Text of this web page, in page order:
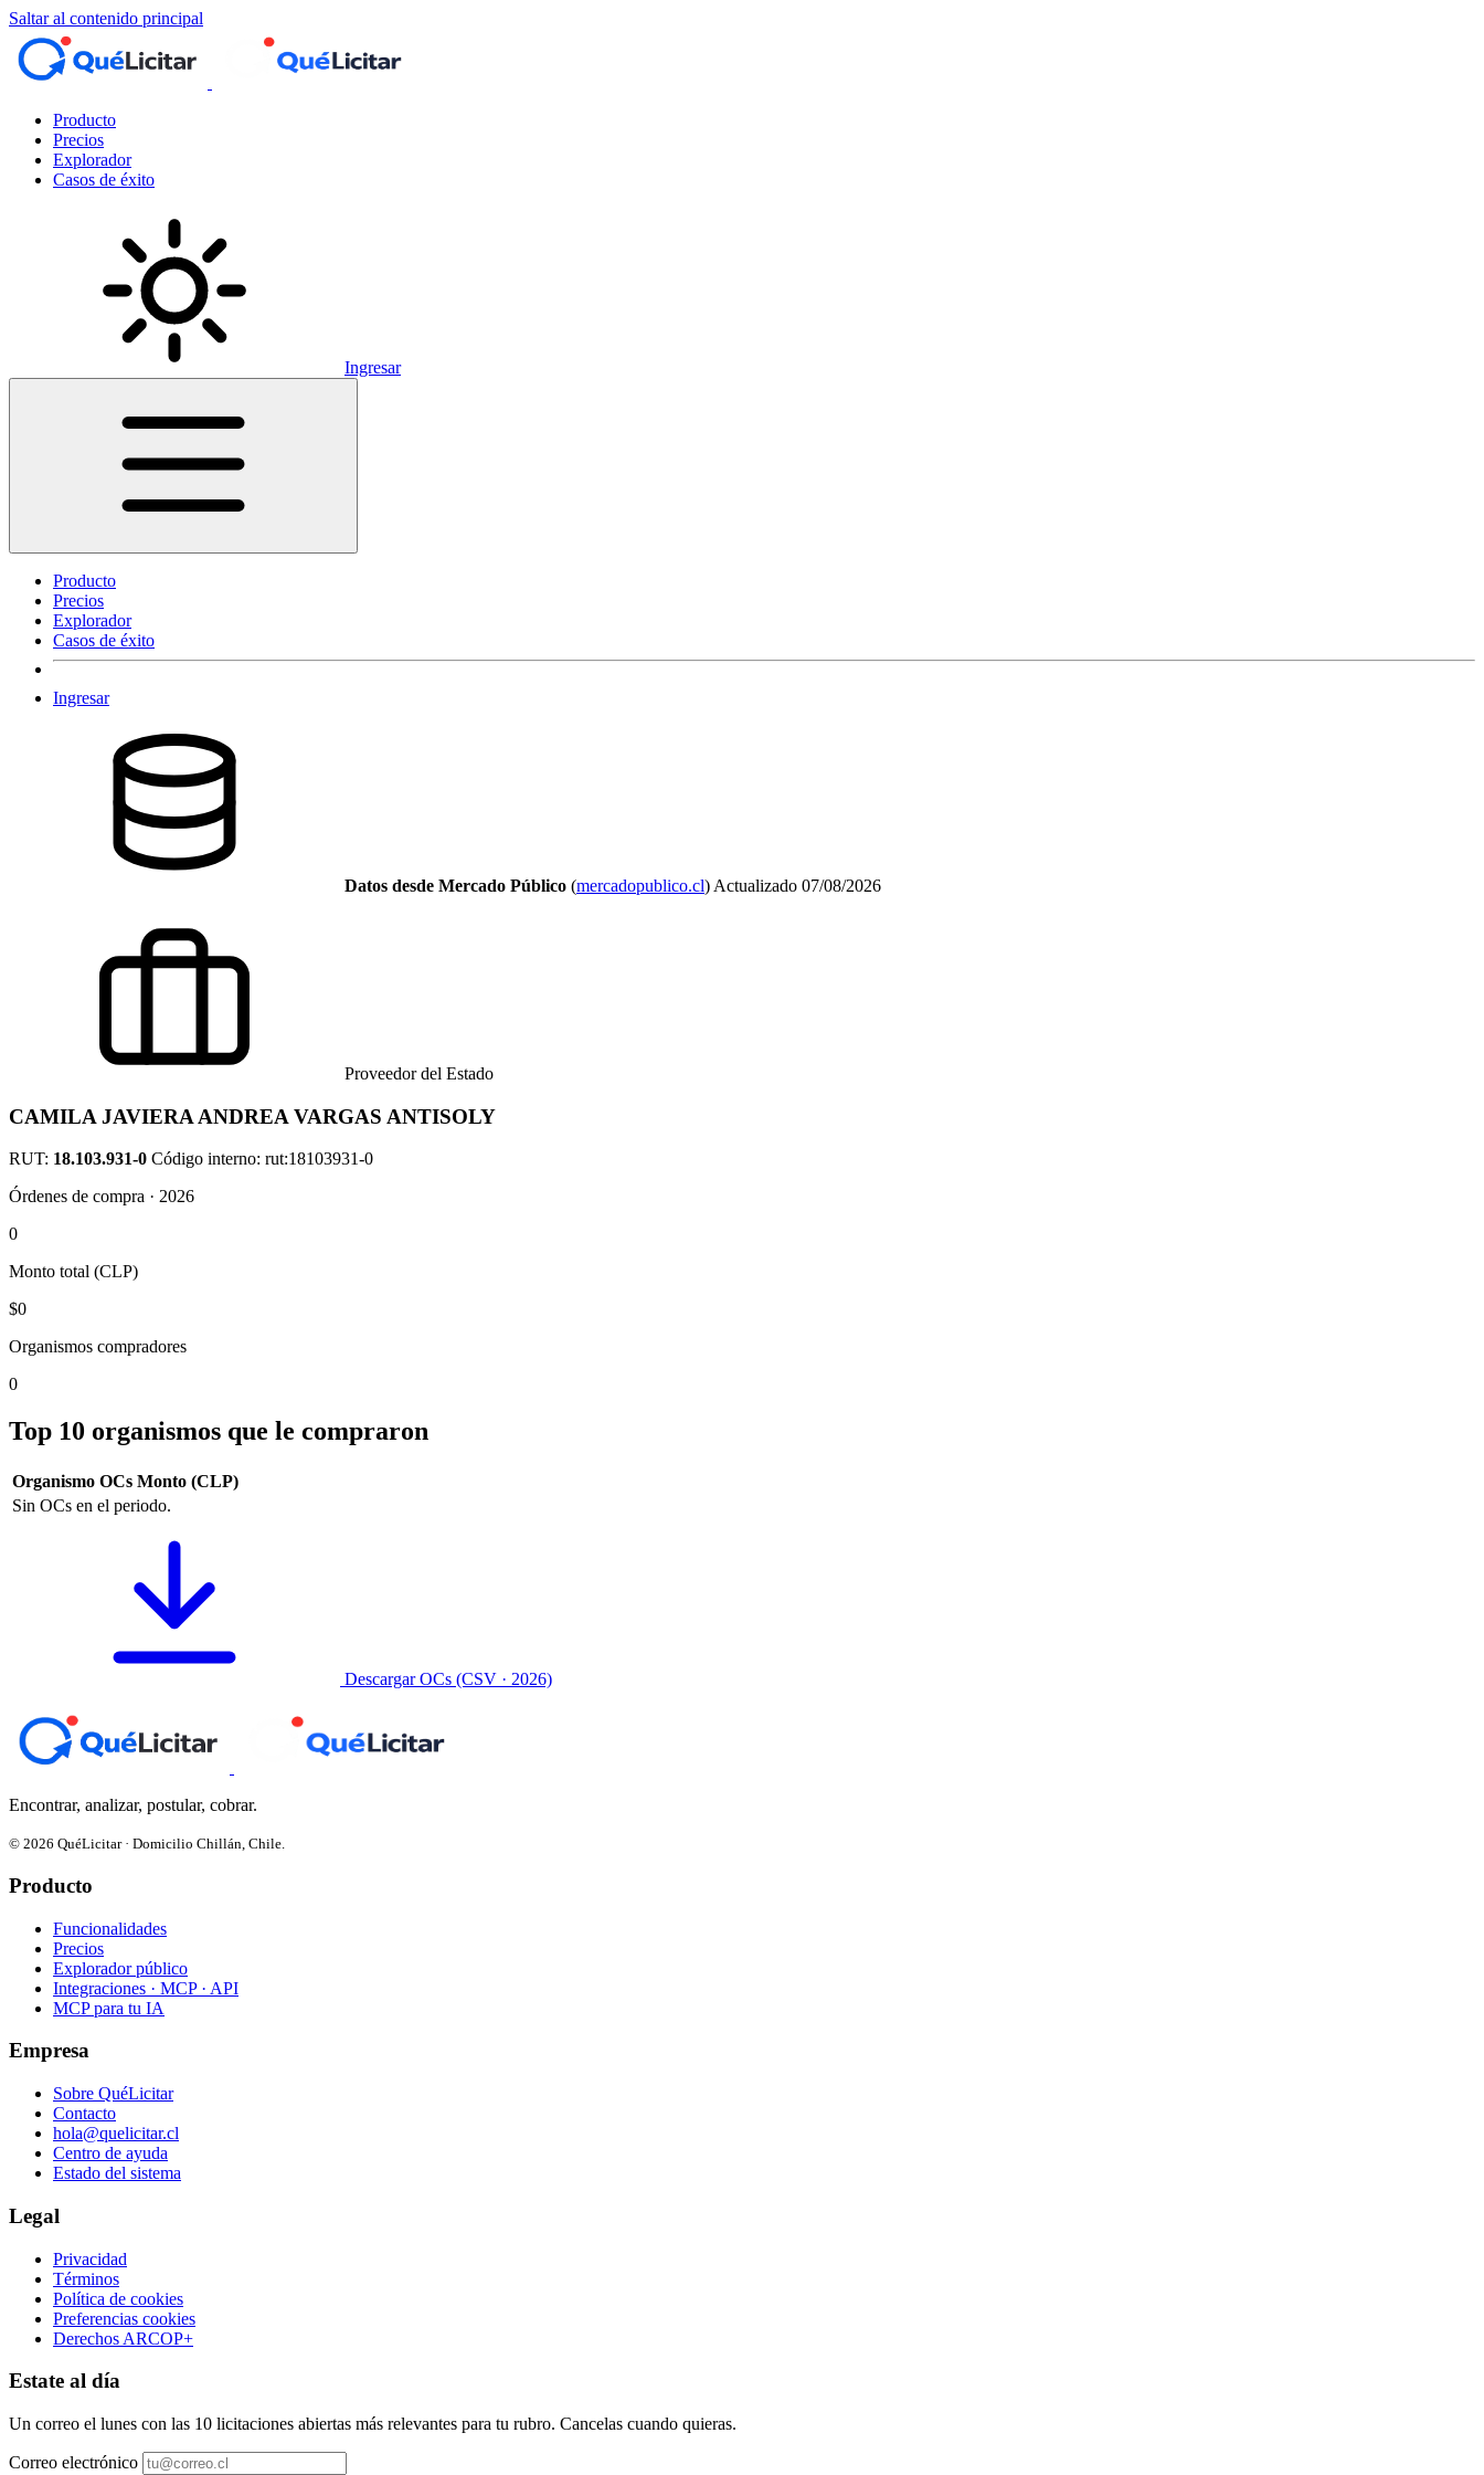
Saltar al contenido principal
Producto
Precios
Explorador
Casos de éxito
Ingresar
Producto
Precios
Explorador
Casos de éxito
Ingresar
Datos desde Mercado Público (mercadopublico.cl) Actualizado 07/08/2026
Proveedor del Estado
CAMILA JAVIERA ANDREA VARGAS ANTISOLY
RUT: 18.103.931-0 Código interno: rut:18103931-0
Órdenes de compra · 2026
0
Monto total (CLP)
$0
Organismos compradores
0
Top 10 organismos que le compraron
Organismo OCs Monto (CLP)
Sin OCs en el periodo.
Descargar OCs (CSV · 2026)
Encontrar, analizar, postular, cobrar.
© 2026 QuéLicitar · Domicilio Chillán, Chile.
Producto
Funcionalidades
Precios
Explorador público
Integraciones · MCP · API
MCP para tu IA
Empresa
Sobre QuéLicitar
Contacto
hola@quelicitar.cl
Centro de ayuda
Estado del sistema
Legal
Privacidad
Términos
Política de cookies
Preferencias cookies
Derechos ARCOP+
Estate al día
Un correo el lunes con las 10 licitaciones abiertas más relevantes para tu rubro. Cancelas cuando quieras.
Correo electrónico